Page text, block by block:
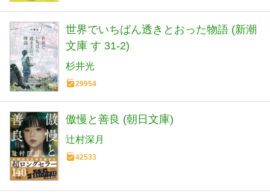
世界でいちばん透きとおった物語 (新潮
文庫 す 31-2)
杉井光
29954
傲慢と善良 (朝日文庫)
辻村深月
42533